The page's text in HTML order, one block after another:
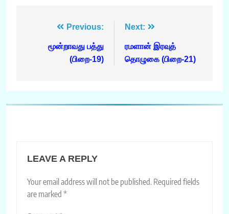
navigation
Previous:
மூன்றாவது பத்து
(பிறை-19)
Next:
ரமளான் இரவுத்
தொழுகை (பிறை-21)
LEAVE A REPLY
Your email address will not be published. Required fields
are marked *